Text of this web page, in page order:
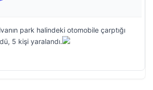
park halindeki otomobile çarptığı
5 kişi yaralandı.